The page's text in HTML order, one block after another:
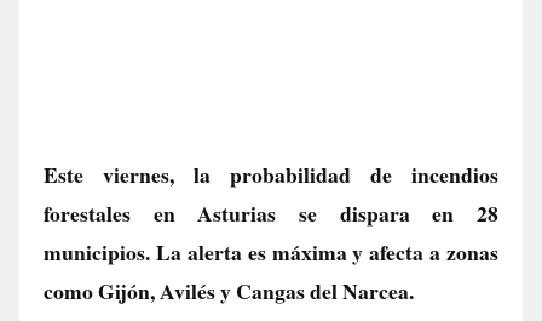
Este viernes, la probabilidad de incendios
forestales en Asturias se dispara en 28
municipios. La alerta es máxima y afecta a zonas
como Gijón, Avilés y Cangas del Narcea.